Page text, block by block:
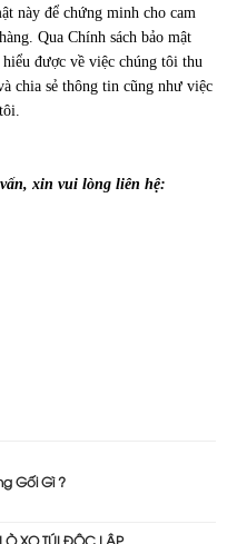
này để chứng minh cho cam
Qua Chính sách bảo mật
được về việc chúng tôi thu
chia sẻ thông tin cũng như việc
xin vui lòng liên hệ:
Gối Gì ?
XO TÚI ĐỘC LẬP